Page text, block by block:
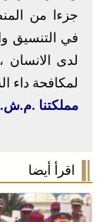
جزءا من
في التنسيق
لدى الانسان
لمكافحة داء
مملكتنا
اقرأ أيضا